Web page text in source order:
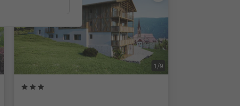
1/9